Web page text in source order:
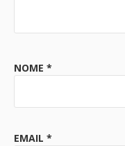
NOME *
EMAIL *